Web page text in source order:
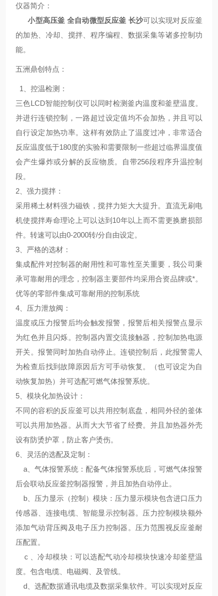
仪器简介：
小型高压釜 全自动微型反应釜 长沙可以实现对反应釜
的加热、冷却、搅拌、程序编程、数据采集等诸多控制功
能。
五洲鼎创特点 ：
1、 控温检测 ：
三色LCD智能控制仪可以同时检测釜内温度和釜壁温度。
并进行连锁控制，一路超过设定值均不会加热，并且可以
自行设定加热功率。这样有效防止了温度过冲，非常适合
反应温度低于180度的实验和需要限制一些超过临界温度值
会产生爆炸或分解的反应物质。自带256段程序升温控制
段。
2、 强力搅拌 ：
采用稀土材料强力磁铁，搅拌力矩大大提升。直流无刷电
机使搅拌寿命理论上可以达到10年以上而不需更换磨损部
件。转速可以由0-2000转/分自由设定。
3、 严格的选材 ：
集成配件对控制器的耐用性和可靠性至关重要，我公司秉
承可靠耐用的理念，控制器主要部件均采用合资品牌或*。
优等的零部件集成可靠耐用的控制系统
4、压力泄放阀：
温度或压力报警后均会触发报警，报警后相关报警点显示
为红色并且闪烁。控制器内置交流接触器，控制加热电源
开关。报警同时加热自动停止。连锁控制后，此报警需人
为检查后找到故障原因后方可手动恢复。（也可设定为自
动恢复加热）并可选配可燃气体报警系统。
5、 模块化加热设计 ：
不同的容积的反应釜可以共用控制底盘，相同外径的釜体
可以共用加热器。从而大大节省了经费。并且加热器外壳
设有防烫护罩，防止客户烫伤。
6、
灵活的选配及定制 ：
a、气体报警系统：配备气体报警系统后，可燃气体报警
后会联动反应釜控制器报警，并且加热自动停止。
b、压力显示（控制）模块：压力显示模块包含进口压力
传感器、连接电缆、智能显示控制器。压力控制模块额外
添加气动背压阀及电子压力控制器。压力范围视反应釜耐
压配置。
c 、冷却模块：可以选配气动冷却模块快速冷却釜壁温
度。包含电缆、电磁阀、及管线。
d、选配数据通讯电缆及数据采集软件。可以实现对反应